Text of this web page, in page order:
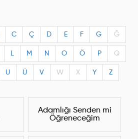
C Ç D E F G Ğ
L M N O Ö P Q
U Ü V W X Y Z
Adamlığı Senden mi
Öğreneceğim